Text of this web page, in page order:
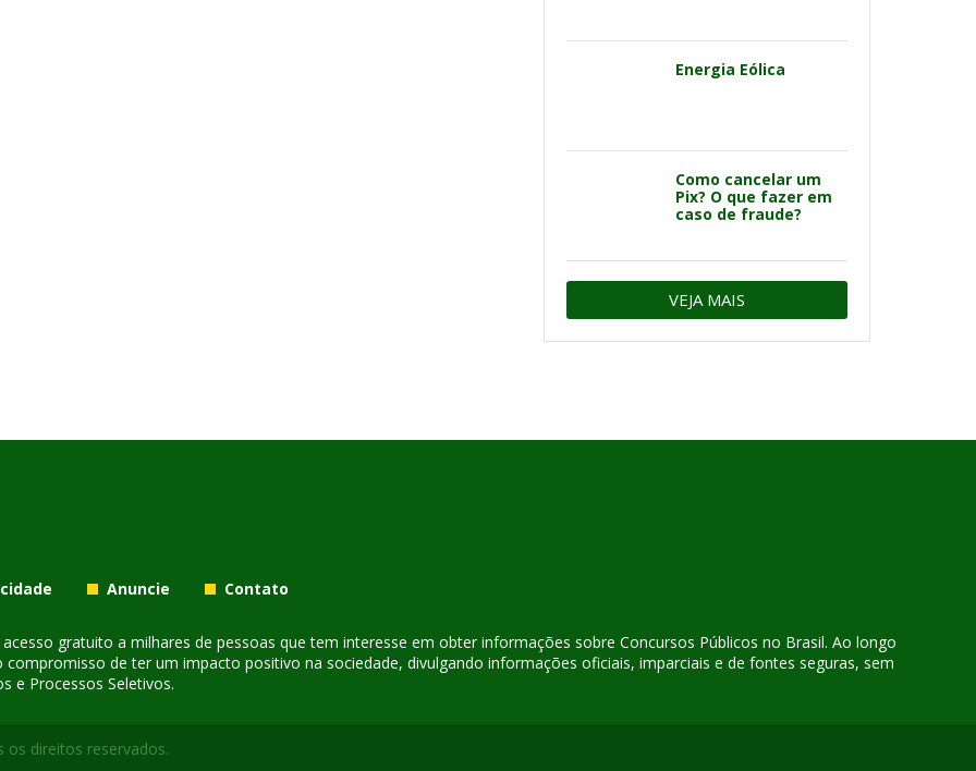
Energia Eólica
Como cancelar um
Pix? O que fazer em
caso de fraude?
VEJA MAIS
Anuncie Contato
gratuito a milhares de pessoas que tem interesse em obter informações sobre Concursos Públicos no Brasil. Ao longo
de ter um impacto positivo na sociedade, divulgando informações oficiais, imparciais e de fontes seguras, sem
e Processos Seletivos.
os direitos reservados.